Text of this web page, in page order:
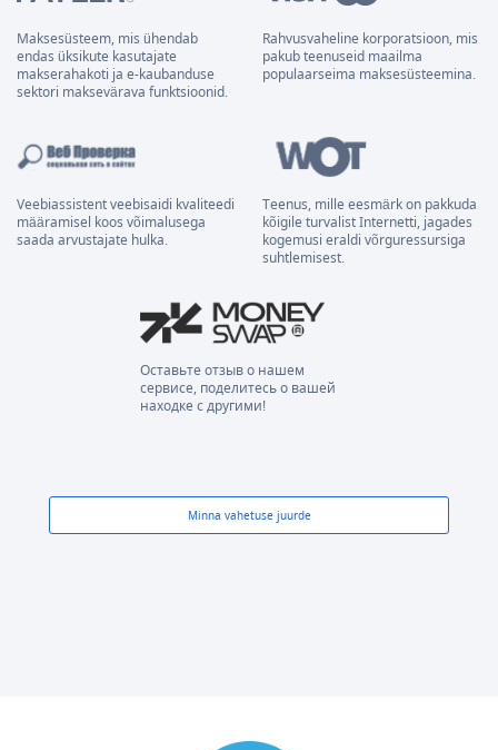
Maksesüsteem, mis ühendab
endas üksikute kasutajate
makserahakoti ja e-kaubanduse
sektori maksevärava funktsioonid.
Rahvusvaheline korporatsioon, mis
pakub teenuseid maailma
populaarseima maksesüsteemina.
Veebiassistent veebisaidi kvaliteedi
määramisel koos võimalusega
saada arvustajate hulka.
Teenus, mille eesmärk on pakkuda
kõigile turvalist Internetti, jagades
kogemusi eraldi võrguressursiga
suhtlemisest.
Оставьте отзыв о нашем
сервисе, поделитесь о вашей
находке с другими!
Minna vahetuse juurde